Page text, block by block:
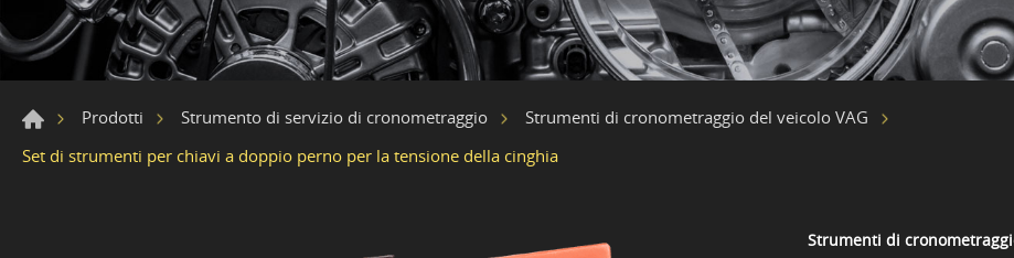
Prodotti Strumento di servizio di cronometraggio
Strumenti di cronometraggio del veicolo VAG
Set di strumenti per chiavi a doppio perno per la tensione della cinghia
Strumenti di